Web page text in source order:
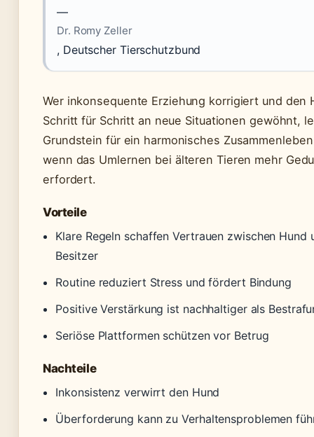
—
Dr. Romy Zeller
, Deutscher Tierschutzbund
Wer inkonsequente Erziehung korrigiert und den
Schritt für Schritt an neue Situationen gewöhnt,
Grundstein für ein harmonisches
wenn das Umlernen bei älteren Tieren mehr
erfordert.
Vorteile
Klare Regeln schaffen Vertrauen zwischen Hund
Besitzer
Routine reduziert Stress und fördert Bindung
Positive Verstärkung ist nachhaltiger als
Seriöse Plattformen schützen vor Betrug
Nachteile
Inkonsistenz verwirrt den Hund
Überforderung kann zu Verhaltensproblemen